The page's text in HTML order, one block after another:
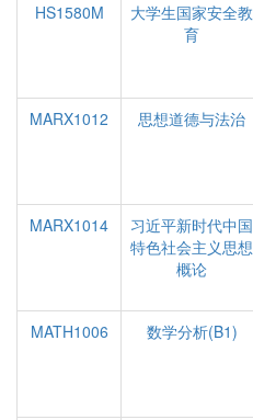
HS1580M
大学生国家安全教
育
MARX1012
思想道德与法治
MARX1014
习近平新时代中国
特色社会主义思想
概论
MATH1006
数学分析(B1)